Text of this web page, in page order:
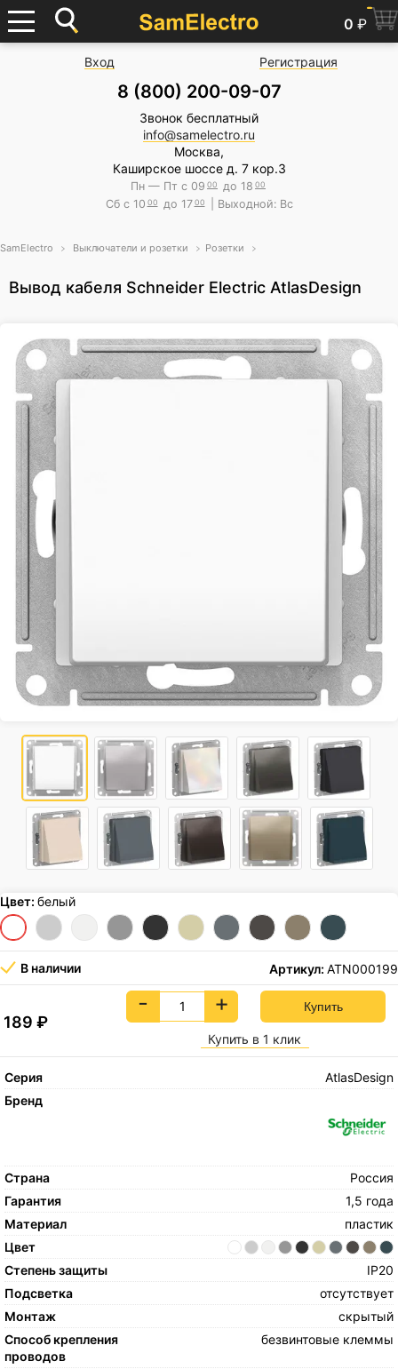
0 ₽
Вход Регистрация
8 (800) 200-09-07
Звонок бесплатный
info@samelectro.ru
Москва,
Каширское шоссе д. 7 кор.3
Пн — Пт с 09 00 до 18 00
Сб с 10 00 до 17 00 | Выходной: Вс
SamElectro Выключатели и розетки Розетки
Вывод кабеля Schneider Electric AtlasDesign
Цвет: белый
В наличии Артикул: ATN000199
189₽
- +
Купить в 1 клик
Серия
AtlasDesign
Бренд
Страна
Россия
Гарантия
1,5 года
Материал
пластик
Цвет
Степень защиты
IP20
Подсветка
отсутствует
Монтаж
скрытый
Способ крепления
проводов
безвинтовые клеммы